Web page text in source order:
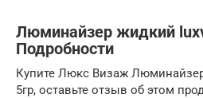
Люминайзер жидкий
Подробности
Купите Люкс Визаж
5гр, оставьте отзыв об этом